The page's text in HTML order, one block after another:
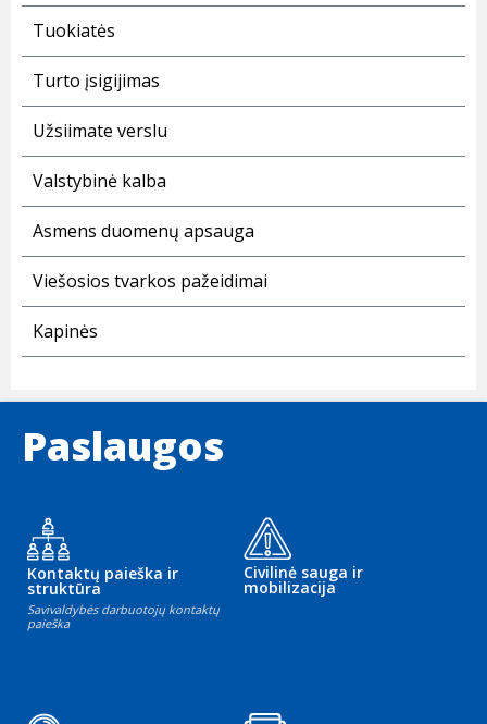
Tuokiatės
Turto įsigijimas
Užsiimate verslu
Valstybinė kalba
Asmens duomenų apsauga
Viešosios tvarkos pažeidimai
Kapinės
Paslaugos
Kontaktų paieška ir
struktūra
Savivaldybės darbuotojų kontaktų
paieška
Civilinė sauga ir
mobilizacija